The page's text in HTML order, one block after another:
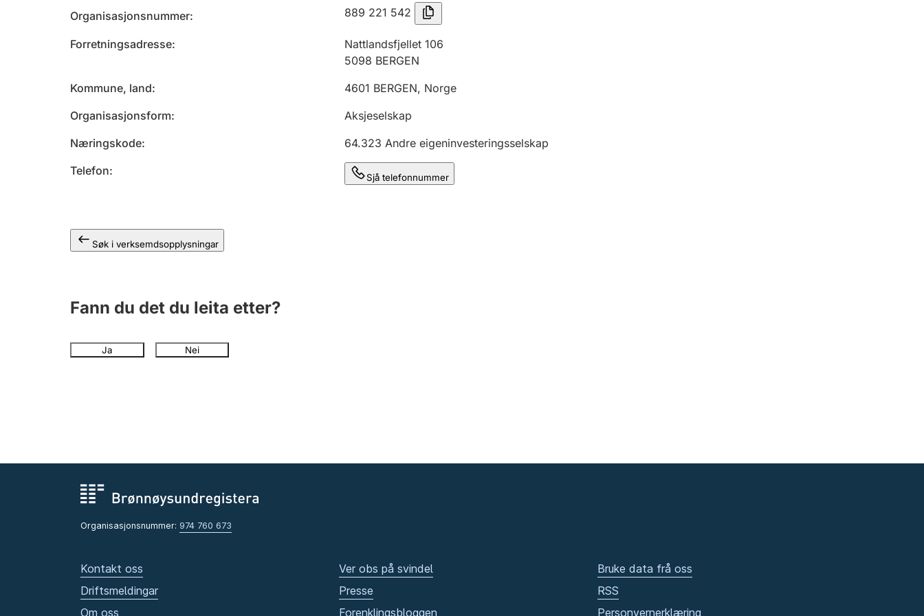
Organisasjonsnummer 889 221 542
Forretningsadresse
Nattlandsfjellet 106
5098 BERGEN
Kommune, land
4601 BERGEN, Norge
Organisasjonsform
Aksjeselskap
Næringskode
64.323 Andre eigeninvesteringsselskap
Telefon
Sjå telefonnummer
Søk i verksemdsopplysningar
Fann du det du leita etter?
Ja Nei
Organisasjonsnummer: 974 760 673
Kontakt oss
Driftsmeldingar
Om oss
Ver obs på svindel
Presse
Forenklingsbloggen
Bruke data frå oss
RSS
Personvernerklæring